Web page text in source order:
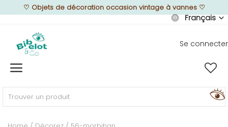
♡ Objets de décoration occasion vintage à vannes♡
Français
Se connecter
Home
MEUBLEZ